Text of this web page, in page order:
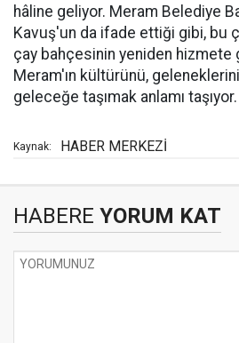
hâline geliyor. Meram Belediye
Kavuş'un da ifade ettiği gibi, bu
çay bahçesinin yeniden hizmete
Meram'ın kültürünü, geleneklerini
geleceğe taşımak anlamı taşıyor.
Kaynak: HABER MERKEZİ
HABERE YORUM KAT